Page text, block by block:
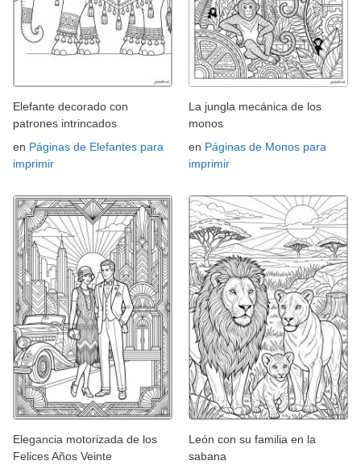
Elefante decorado con
patrones intrincados
en Páginas de Elefantes para
imprimir
La jungla mecánica de los
monos
en Páginas de Monos para
imprimir
Elegancia motorizada de los
Felices Años Veinte
León con su familia en la
sabana